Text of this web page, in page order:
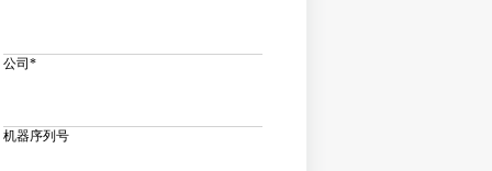
公司*
机器序列号